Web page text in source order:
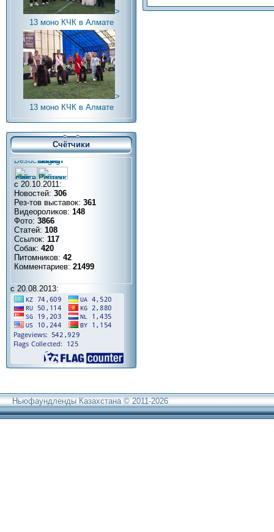
>
13 моно КЧК в Алмате
>
13 моно КЧК в Алмате
Счётчики
с 20.10.2011:
Новостей: 306
Рез-тов выставок: 361
Видеороликов: 148
Фото: 3866
Статей: 108
Ссылок: 117
Собак: 420
Питомников: 42
Комментариев: 21499
с 20.08.2013:
Ньюфаундленды Казахстана © 2011-2026